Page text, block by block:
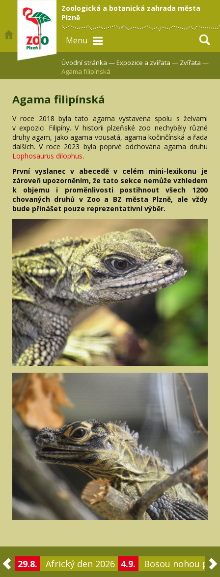
Zoologická a botanická zahrada města
Plzně
Menu
Úvodní stránka —Expozice a zvířata — Zvířata —
Agama filipínská
Agama filipínská
V roce 2018 byla tato agama vystavena spolu s želvami
v expozici Filipíny. V historii plzeňské zoo nechyběly různé
druhy agam, jako agama vousatá, agama kočinčínská a řada
dalších. V roce 2023 byla poprvé odchována agama druhu
Lophosaurus dilophus.
První vyslanec v abecedě v celém mini-lexikonu je
zároveň upozorněním, že tato sekce nemůže vzhledem
k objemu i proměnlivosti postihnout všech 1200
chovaných druhů v Zoo a BZ města Plzně, ale vždy
bude přinášet pouze reprezentativní výběr.
29.8. Africký den 2026 4.9. Bosou nohou po